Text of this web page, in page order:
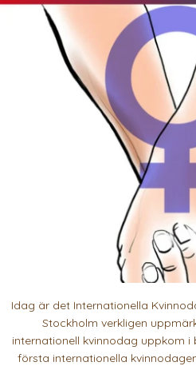
Idag är det Internationella
Stockholm verkligen
internationell kvinnodag uppkom
första internationella